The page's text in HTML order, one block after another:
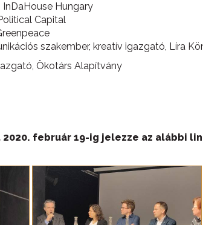
InDaHouse Hungary
Capital
szakember, kreatív igazgató, Líra
Ökotárs Alapítvány
február 19-ig jelezze az alábbi